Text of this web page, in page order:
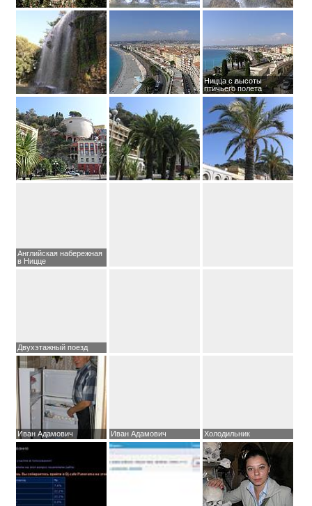
Ницца с высоты
птичьего полета
Английская набережная
в Ницце
Двухэтажный поезд
Иван Адамович Иван Адамович Холодильник